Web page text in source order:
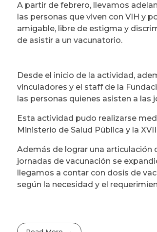
A partir de febrero, llevamos
las personas que viven con VIH y
amigable, libre de estigma y
de asistir a un vacunatorio.
Desde el inicio de la actividad,
vinculadores y el staff de la
las personas quienes asisten a las
Esta actividad pudo realizarse
Ministerio de Salud Pública y la
Además de lograr una articulación
jornadas de vacunación se
llegamos a contar con dosis de
según la necesidad y el